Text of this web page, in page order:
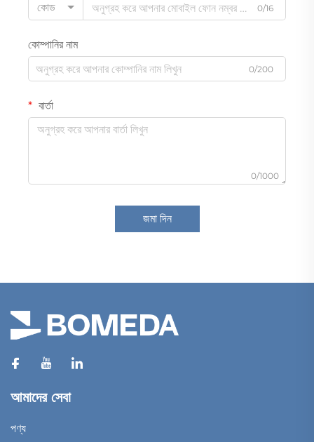
কোড
0/16
কোম্পানির নাম
0/200
বার্তা
0/1000
জমা দিন
আমাদের সেবা
পণ্য